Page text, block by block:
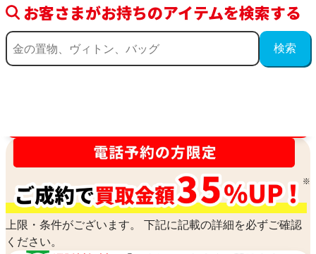
お客さまがお持ちのアイテムを検索する
上限・条件がございます。 下記に記載の詳細を必ずご確認
ください。